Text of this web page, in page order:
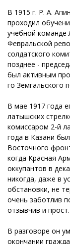
В 1915 г. Р. А.
проходил
учебной команде
Февральской
солдатского
позднее -
был активным
го Земгальского
В мае 1917 года
латышских
комиссаром 2-й
года в Казани
Восточного
когда Красная
оккупантов в
никогда, даже в
обстановки, не
очень заботлив
отзывчив и прост.
В разговоре он
окончании